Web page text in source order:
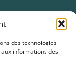
des technologies
informations des